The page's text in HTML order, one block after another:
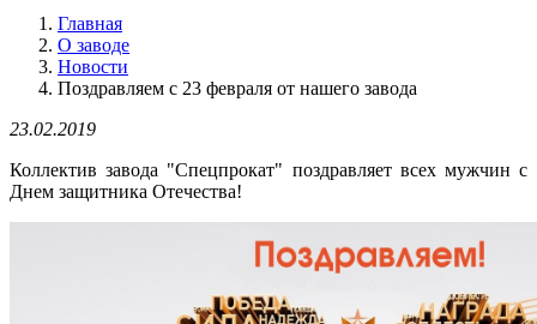
Главная
О заводе
Новости
Поздравляем с 23 февраля от нашего завода
23.02.2019
Коллектив завода "Спецпрокат" поздравляет всех мужчин с
Днем защитника Отечества!